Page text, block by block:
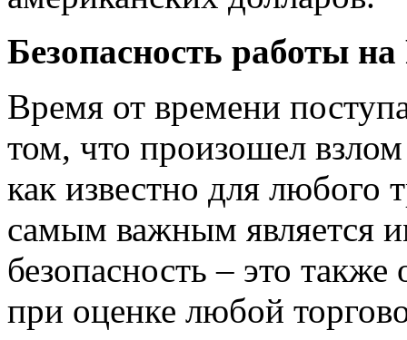
Безопасность работы
Время от времени
том, что произошел
как известно для любого
самым важным является
безопасность – это
при оценке любой